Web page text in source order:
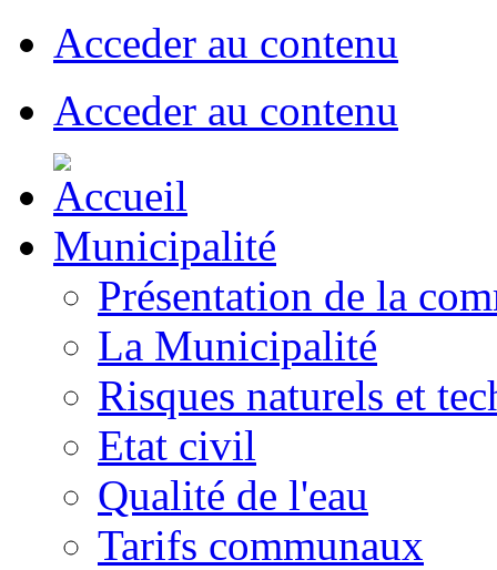
Acceder au contenu
Acceder au contenu
Municipalité
Présentation de la
La Municipalité
Risques naturels et
Etat civil
Qualité de l'eau
Tarifs communaux